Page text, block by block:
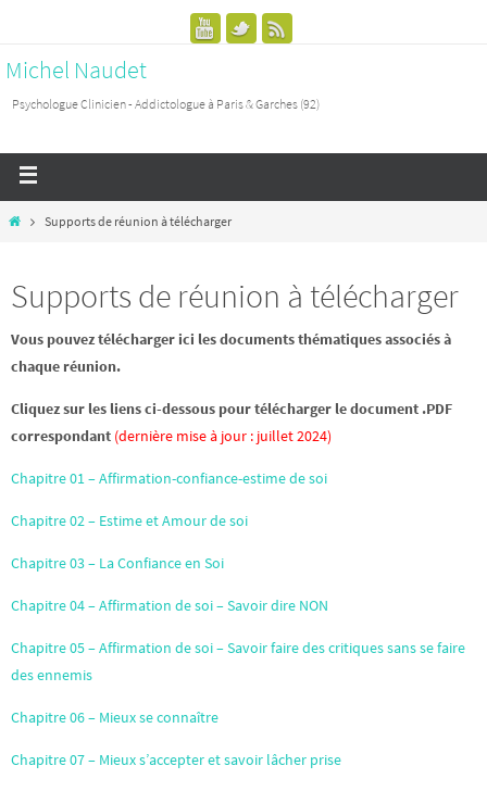
Michel Naudet
Psychologue Clinicien - Addictologue à Paris & Garches (92)
Supports de réunion à télécharger
Supports de réunion à télécharger
Vous pouvez télécharger ici les documents thématiques associés à
chaque réunion.
Cliquez sur les liens ci-dessous pour télécharger le document .PDF
correspondant (dernière mise à jour : juillet 2024)
Chapitre 01 – Affirmation-confiance-estime de soi
Chapitre 02 – Estime et Amour de soi
Chapitre 03 – La Confiance en Soi
Chapitre 04 – Affirmation de soi – Savoir dire NON
Chapitre 05 – Affirmation de soi – Savoir faire des critiques sans se faire
des ennemis
Chapitre 06 – Mieux se connaître
Chapitre 07 – Mieux s’accepter et savoir lâcher prise